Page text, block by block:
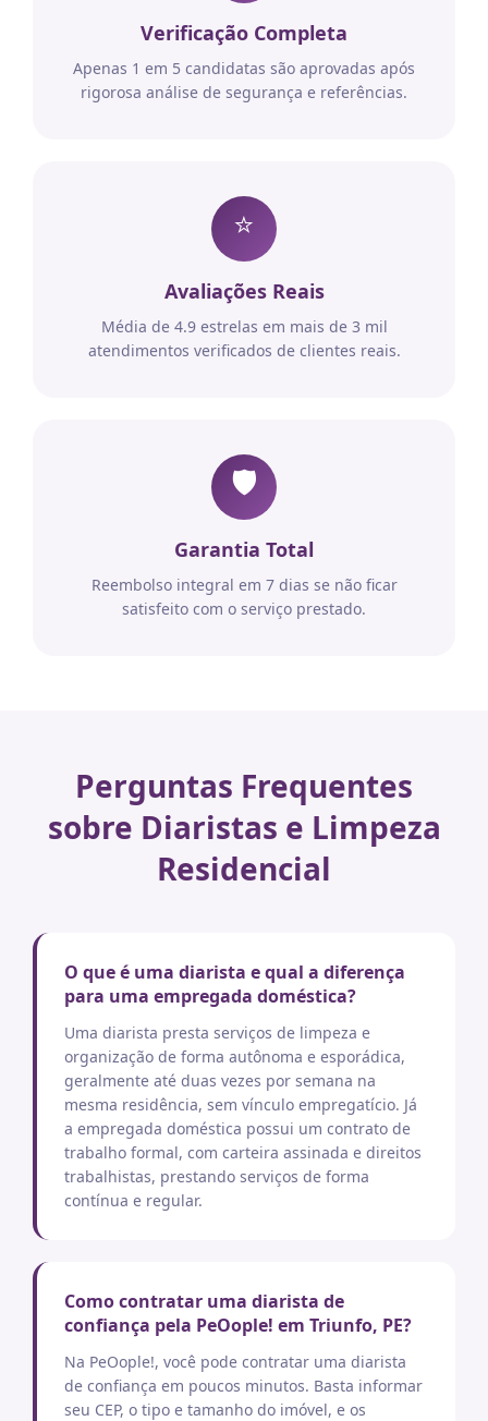
Verificação Completa
Apenas 1 em 5 candidatas são aprovadas após
rigorosa análise de segurança e referências.
⭐
Avaliações Reais
Média de 4.9 estrelas em mais de 3 mil
atendimentos verificados de clientes reais.
🛡️
Garantia Total
Reembolso integral em 7 dias se não ficar
satisfeito com o serviço prestado.
Perguntas Frequentes
sobre Diaristas e Limpeza
Residencial
O que é uma diarista e qual a diferença
para uma empregada doméstica?
Uma diarista presta serviços de limpeza e
organização de forma autônoma e esporádica,
geralmente até duas vezes por semana na
mesma residência, sem vínculo empregatício. Já
a empregada doméstica possui um contrato de
trabalho formal, com carteira assinada e direitos
trabalhistas, prestando serviços de forma
contínua e regular.
Como contratar uma diarista de
confiança pela PeOople! em Triunfo, PE?
Na PeOople!, você pode contratar uma diarista
de confiança em poucos minutos. Basta informar
seu CEP, o tipo e tamanho do imóvel, e os